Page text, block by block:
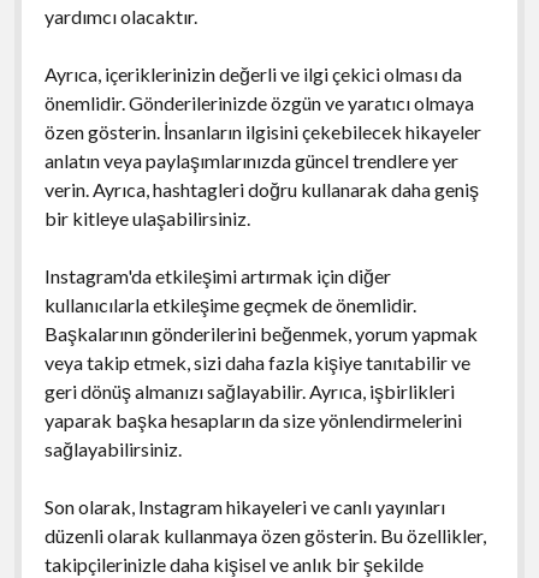
yardımcı olacaktır.
Ayrıca, içeriklerinizin değerli ve ilgi çekici olması da
önemlidir. Gönderilerinizde özgün ve yaratıcı olmaya
özen gösterin. İnsanların ilgisini çekebilecek hikayeler
anlatın veya paylaşımlarınızda güncel trendlere yer
verin. Ayrıca, hashtagleri doğru kullanarak daha geniş
bir kitleye ulaşabilirsiniz.
Instagram'da etkileşimi artırmak için diğer
kullanıcılarla etkileşime geçmek de önemlidir.
Başkalarının gönderilerini beğenmek, yorum yapmak
veya takip etmek, sizi daha fazla kişiye tanıtabilir ve
geri dönüş almanızı sağlayabilir. Ayrıca, işbirlikleri
yaparak başka hesapların da size yönlendirmelerini
sağlayabilirsiniz.
Son olarak, Instagram hikayeleri ve canlı yayınları
düzenli olarak kullanmaya özen gösterin. Bu özellikler,
takipçilerinizle daha kişisel ve anlık bir şekilde